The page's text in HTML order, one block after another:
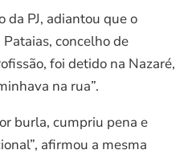
da PJ, adiantou que o
concelho de
foi detido na Nazaré,
na rua”.
burla, cumpriu pena e
afirmou a mesma